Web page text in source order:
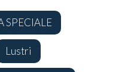
SPECIALE
Lustri